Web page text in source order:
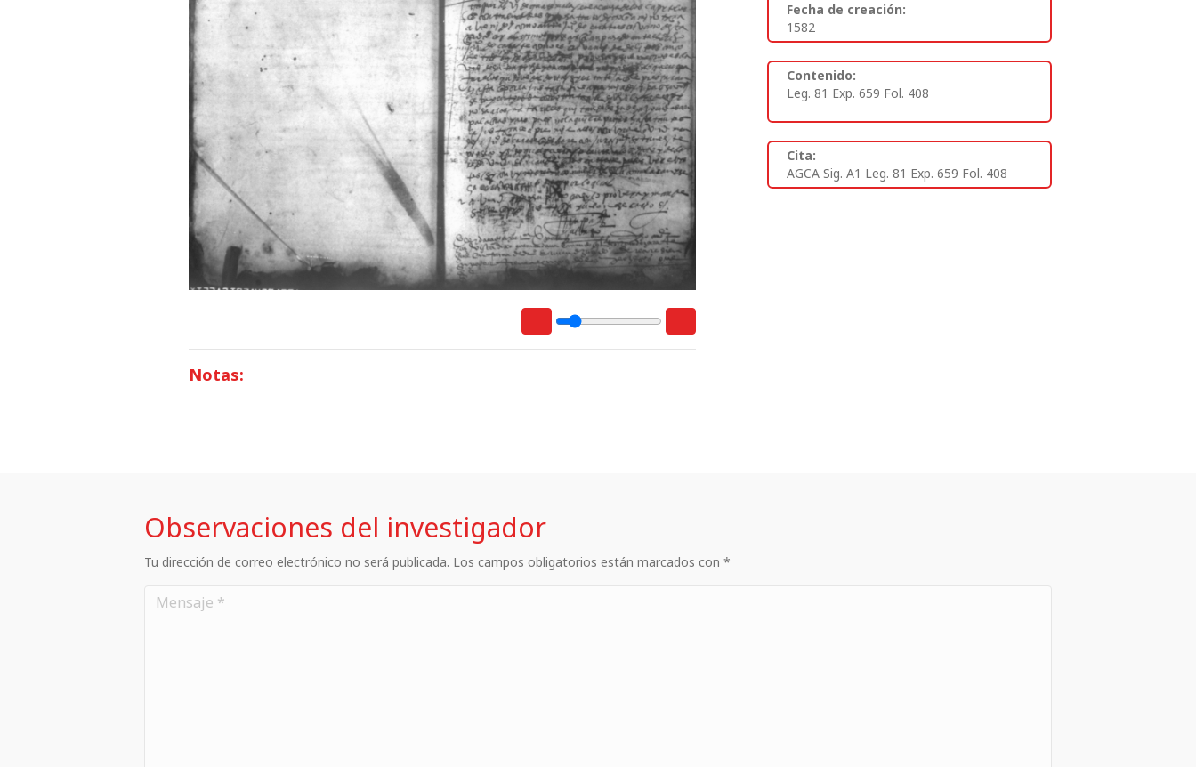
Notas:
Fecha de creación:
1582
Contenido:
Leg. 81 Exp. 659 Fol. 408
Cita:
AGCA Sig. A1 Leg. 81 Exp. 659 Fol. 408
Observaciones del investigador
Tu dirección de correo electrónico no será publicada. Los campos obligatorios están marcados con *